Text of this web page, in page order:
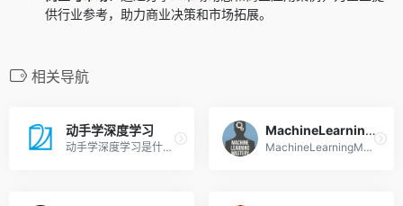
供行业参考，助力商业决策和市场拓展。
相关导航
动手学深度学习
动手学深度学习是什么 动手学...
MachineLearningMastery
MachineLearningMastery是什...